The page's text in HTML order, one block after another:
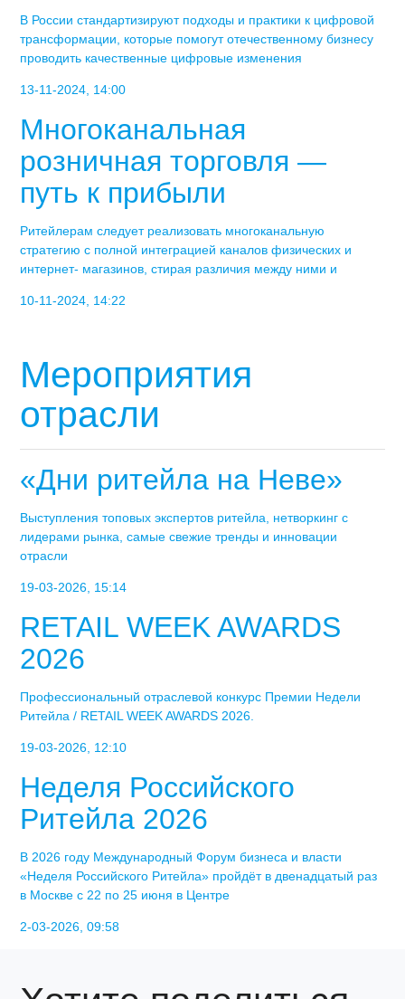
В России стандартизируют подходы и практики к цифровой
трансформации, которые помогут отечественному бизнесу
проводить качественные цифровые изменения
13-11-2024, 14:00
Многоканальная
розничная торговля —
путь к прибыли
Ритейлерам следует реализовать многоканальную
стратегию с полной интеграцией каналов физических и
интернет- магазинов, стирая различия между ними и
10-11-2024, 14:22
Мероприятия
отрасли
«Дни ритейла на Неве»
Выступления топовых экспертов ритейла, нетворкинг с
лидерами рынка, самые свежие тренды и инновации
отрасли
19-03-2026, 15:14
RETAIL WEEK AWARDS
2026
Профессиональный отраслевой конкурс Премии Недели
Ритейла / RETAIL WEEK AWARDS 2026.
19-03-2026, 12:10
Неделя Российского
Ритейла 2026
В 2026 году Международный Форум бизнеса и власти
«Неделя Российского Ритейла» пройдёт в двенадцатый раз
в Москве с 22 по 25 июня в Центре
2-03-2026, 09:58